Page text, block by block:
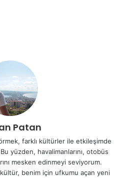
Patan
farklı kültürler ile etkileşimde
yüzden, havalimanlarını, otobüs
mesken edinmeyi seviyorum.
benim için ufkumu açan yeni